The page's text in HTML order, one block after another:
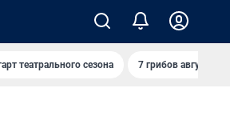
театрального сезона 7 грибов августа